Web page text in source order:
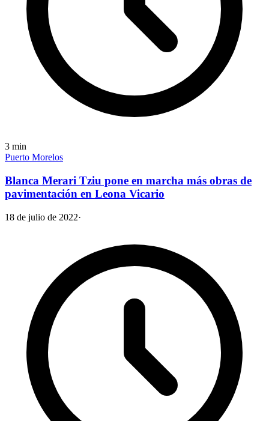
3 min
Puerto Morelos
Blanca Merari Tziu pone en marcha más obras de
pavimentación en Leona Vicario
18 de julio de 2022·